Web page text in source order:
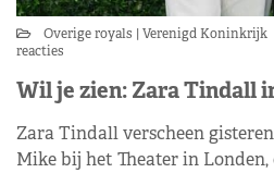
Overige royals Verenigd Koninkrijk
reacties
Wil je zien: Zara Tindall
Zara Tindall verscheen
Mike bij het Theater in